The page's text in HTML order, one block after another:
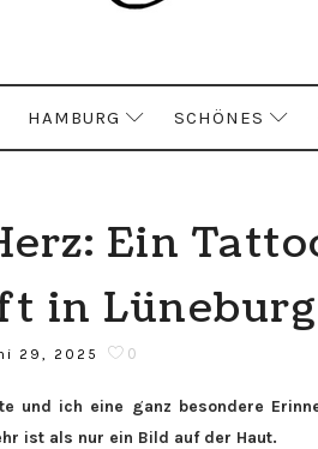
HAMBURG SCHÖNES
Ein
in Lüneburg
29, 2025 0
und ich eine ganz besondere
ist als nur ein Bild auf der Haut.